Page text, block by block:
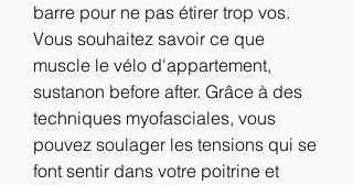
barre pour ne pas étirer trop vos.
Vous souhaitez savoir ce que
muscle le vélo d'appartement,
sustanon before after. Grâce à des
techniques myofasciales, vous
pouvez soulager les tensions qui se
font sentir dans votre poitrine et